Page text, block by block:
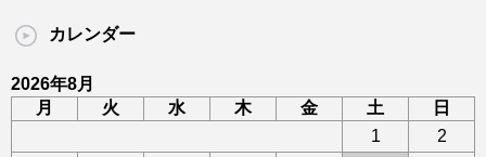
カレンダー
2026年8月
月
火 水 木 金 土
日
1
2